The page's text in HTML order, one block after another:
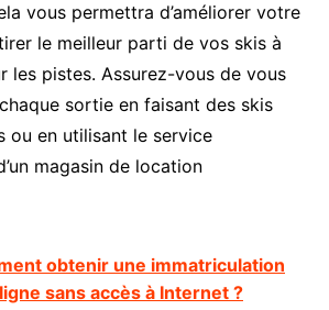
vous permettra d’améliorer votre
le meilleur parti de vos skis à
les pistes. Assurez-vous de vous
sortie en faisant des skis
ou en utilisant le service
magasin de location
obtenir une immatriculation
sans accès à Internet ?